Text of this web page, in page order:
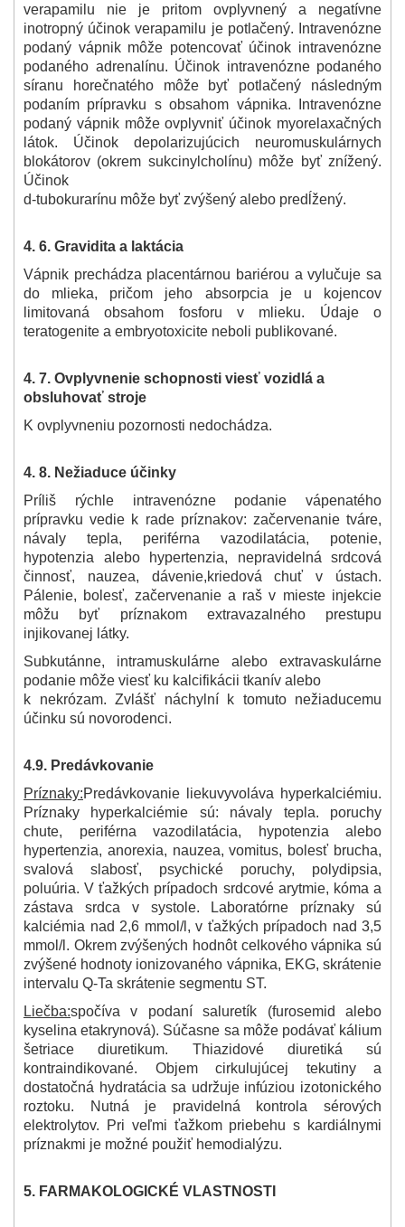
verapamilu nie je pritom ovplyvnený a negatívne
inotropný účinok verapamilu je potlačený. Intravenózne
podaný vápnik môže potencovať účinok intravenózne
podaného adrenalínu. Účinok intravenózne podaného
síranu horečnatého môže byť potlačený následným
podaním prípravku s obsahom vápnika. Intravenózne
podaný vápnik môže ovplyvniť účinok myorelaxačných
látok. Účinok depolarizujúcich neuromuskulárnych
blokátorov (okrem sukcinylcholínu) môže byť znížený.
Účinok
d-tubokurarínu môže byť zvýšený alebo predĺžený.
4. 6. Gravidita a laktácia
Vápnik prechádza placentárnou bariérou a vylučuje sa
do mlieka, pričom jeho absorpcia je u kojencov
limitovaná obsahom fosforu v mlieku. Údaje o
teratogenite a embryotoxicite neboli publikované.
4. 7. Ovplyvnenie schopnosti viesť vozidlá a
obsluhovať stroje
K ovplyvneniu pozornosti nedochádza.
4. 8. Nežiaduce účinky
Príliš rýchle intravenózne podanie vápenatého
prípravku vedie k rade príznakov: začervenanie tváre,
návaly tepla, periférna vazodilatácia, potenie,
hypotenzia alebo hypertenzia, nepravidelná srdcová
činnosť, nauzea, dávenie,kriedová chuť v ústach.
Pálenie, bolesť, začervenanie a raš v mieste injekcie
môžu byť príznakom extravazalného prestupu
injikovanej látky.
Subkutánne, intramuskulárne alebo extravaskulárne
podanie môže viesť ku kalcifikácii tkanív alebo
k nekrózam. Zvlášť náchylní k tomuto nežiaducemu
účinku sú novorodenci.
4.9. Predávkovanie
Príznaky:Predávkovanie liekuvyvoláva hyperkalciémiu.
Príznaky hyperkalciémie sú: návaly tepla. poruchy
chute, periférna vazodilatácia, hypotenzia alebo
hypertenzia, anorexia, nauzea, vomitus, bolesť brucha,
svalová slabosť, psychické poruchy, polydipsia,
poluúria. V ťažkých prípadoch srdcové arytmie, kóma a
zástava srdca v systole. Laboratórne príznaky sú
kalciémia nad 2,6 mmol/l, v ťažkých prípadoch nad 3,5
mmol/l. Okrem zvýšených hodnôt celkového vápnika sú
zvýšené hodnoty ionizovaného vápnika, EKG, skrátenie
intervalu Q-Ta skrátenie segmentu ST.
Liečba:spočíva v podaní saluretík (furosemid alebo
kyselina etakrynová). Súčasne sa môže podávať kálium
šetriace diuretikum. Thiazidové diuretiká sú
kontraindikované. Objem cirkulujúcej tekutiny a
dostatočná hydratácia sa udržuje infúziou izotonického
roztoku. Nutná je pravidelná kontrola sérových
elektrolytov. Pri veľmi ťažkom priebehu s kardiálnymi
príznakmi je možné použiť hemodialýzu.
5. FARMAKOLOGICKÉ VLASTNOSTI